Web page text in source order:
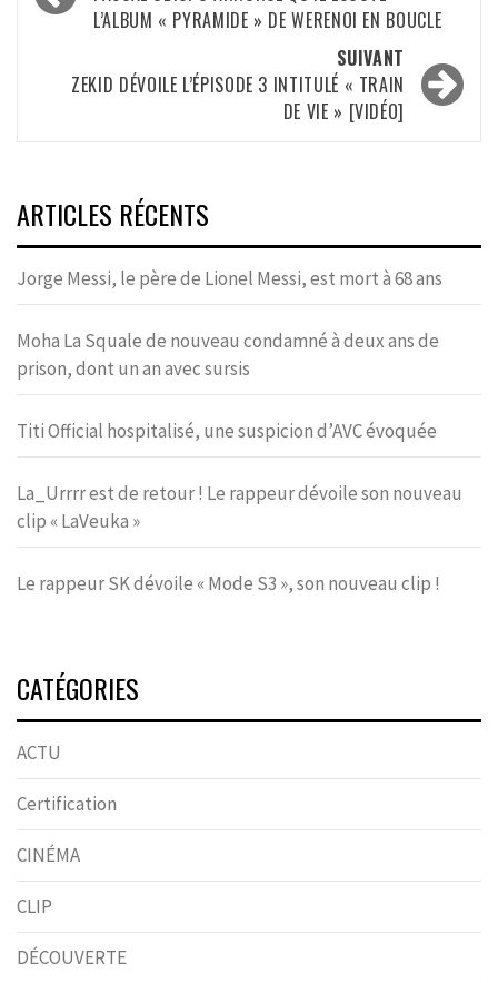
L’ALBUM « PYRAMIDE » DE WERENOI EN BOUCLE
SUIVANT
ZEKID DÉVOILE L’ÉPISODE 3 INTITULÉ « TRAIN
DE VIE » [VIDÉO]
ARTICLES RÉCENTS
Jorge Messi, le père de Lionel Messi, est mort à 68 ans
Moha La Squale de nouveau condamné à deux ans de
prison, dont un an avec sursis
Titi Official hospitalisé, une suspicion d’AVC évoquée
La_Urrrr est de retour ! Le rappeur dévoile son nouveau
clip « LaVeuka »
Le rappeur SK dévoile « Mode S3 », son nouveau clip !
CATÉGORIES
ACTU
Certification
CINÉMA
CLIP
DÉCOUVERTE